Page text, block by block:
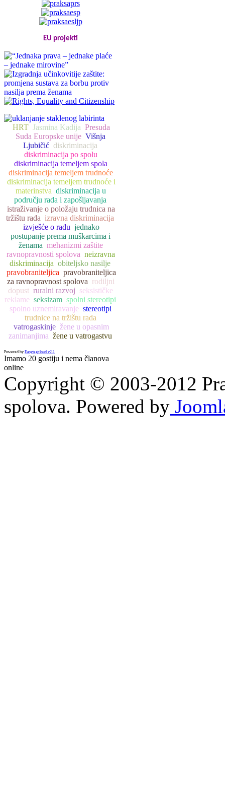
EU projekti
HRT Jasmina Kadija Presuda
Suda Europske unije Višnja
Ljubičić diskriminacija
diskriminacija po spolu
diskriminacija temeljem spola
diskriminacija temeljem trudnoće
diskriminacija temeljem trudnoće i
materinstva diskriminacija u
području rada i zapošljavanja
istraživanje o položaju trudnica na
tržištu rada izravna diskriminacija
izvješće o radu jednako
postupanje prema muškarcima i
ženama mehanizmi zaštite
ravnopravnosti spolova neizravna
diskriminacija obiteljsko nasilje
pravobraniteljica pravobraniteljica
za ravnopravnost spolova rodiljni
dopust ruralni razvoj seksističke
reklame seksizam spolni stereotipi
spolno uznemiravanje stereotipi
trudnice na tržištu rada
vatrogaskinje žene u opasnim
zanimanjima žene u vatrogastvu
Powered by Easytagcloud v2.1
Imamo 20 gostiju i nema članova
online
Copyright © 2003-2012
spolova. Powered by